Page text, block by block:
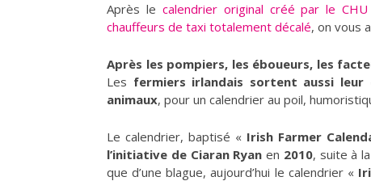
Après le calendrier original créé par le
chauffeurs de taxi totalement décalé, on vous
Après les pompiers, les éboueurs, les
Les fermiers irlandais sortent aussi leur
animaux, pour un calendrier au poil,
Le calendrier, baptisé « Irish Farmer
l’initiative de Ciaran Ryan en 2010, suite à
que d’une blague, aujourd’hui le calendrier «